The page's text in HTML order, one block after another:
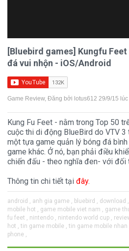
[Bluebird games] Kungfu
đá vui nhộn - iOS/Android
Game Review, Đăng bởi lotus612 29/9/15 lúc
Kung Fu Feet - nằm trong Top 50
cuộc thi di động BlueBird do VTV
một tựa game quản lý bóng đá
game khác. Ở nó, bạn phải điều
chiến đấu - theo nghĩa đen- với đối
Thông tin chi tiết tại đây.
android , anh gia game , bluebird , download ,
mobile hot , game mobile viet nam , game
fu feet , nintendo , nintendo world cup ,
hot , tin game mobile , tin game mobile nhan
phone ,